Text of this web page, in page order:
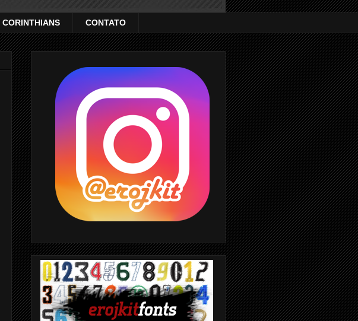
CORINTHIANS CONTATO